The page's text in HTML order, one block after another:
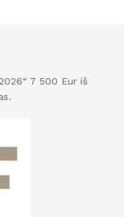
7 500 Eur iš